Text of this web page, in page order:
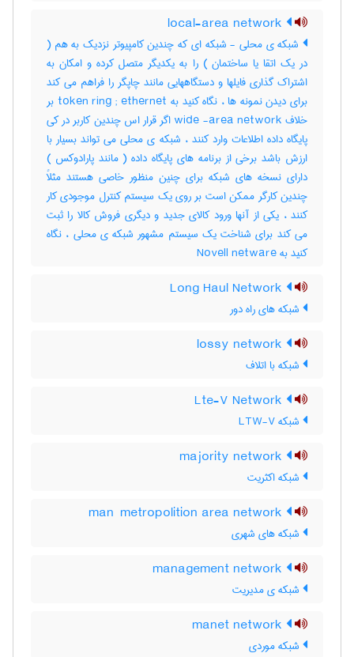
شبکه ی محلی - شبکه ای که چندین کامپیوتر نزدیک به هم (
در یک اتقا یا ساختمان ) را به یکدیگر متصل کرده و امکان به
اشتراک گذاری فایلها و دستگاههایی مانند چاپگر را فراهم می کند
برای دیدن نمونه ها ، نگاه کنید به token ring ; ethernet بر
خلاف wide -area network اگر قرار اس چندین کاربر در کی
پایگاه داده اطلاعات وارد کنند ، شبکه ی محلی می تواند بسیار با
ارزش باشد برخی از برنامه های پایگاه داده ( مانند پارادوکس )
دارای نسخه های شبکه برای چنین منظور خاصی هستند مثلاً
چندین کارگر ممکن است بر روی یک سیستم کنترل موجودی کار
کنند ، یکی از آنها ورود کالای جدید و دیگری فروش کالا را ثبت
می کند برای شناخت یک سیستم مشهور شبکه ی محلی ، نگاه
کنید به Novell netware
شبکه های راه دور
شبکه با اتلاف
شبکه LTW-V
شبکه اکثریت
شبکه های شهری
شبکه ی مدیریت
شبکه موردی